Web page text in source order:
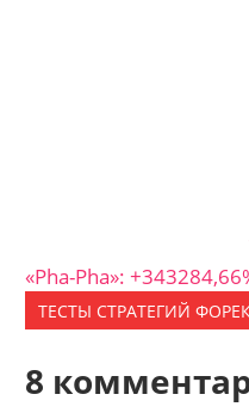
«Pha-Pha»:
ТЕСТЫ СТРАТЕГИЙ
8